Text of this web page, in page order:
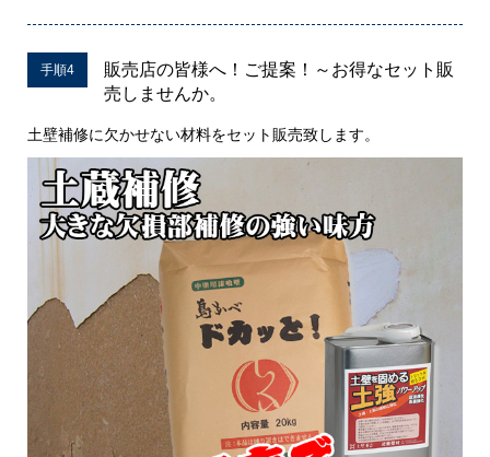
手順4
販売店の皆様へ！ご提案！～お得なセット販
売しませんか。
土壁補修に欠かせない材料をセット販売致します。